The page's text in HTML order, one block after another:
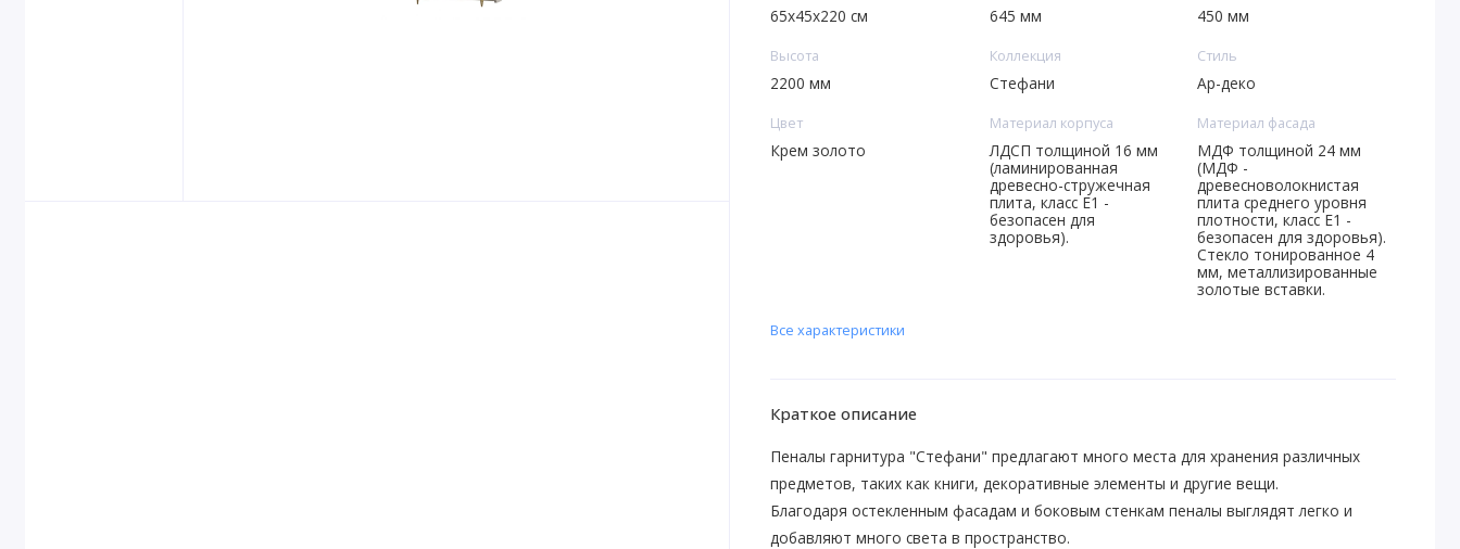
65х45х220 см 645 мм 450 мм
Высота
2200 мм
Коллекция
Стефани
Стиль
Ар-деко
Цвет
Крем золото
Материал корпуса
ЛДСП толщиной 16 мм
(ламинированная
древесно-стружечная
плита, класс E1 -
безопасен для
здоровья).
Материал фасада
МДФ толщиной 24 мм
(МДФ -
древесноволокнистая
плита среднего уровня
плотности, класс E1 -
безопасен для здоровья).
Стекло тонированное 4
мм, металлизированные
золотые вставки.
Все характеристики
Краткое описание
Пеналы гарнитура "Стефани" предлагают много места для хранения различных
предметов, таких как книги, декоративные элементы и другие вещи.
Благодаря остекленным фасадам и боковым стенкам пеналы выглядят легко и
добавляют много света в пространство.